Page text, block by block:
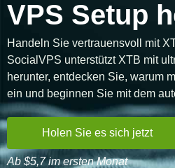
VPS Setup
Handeln Sie vertrauensvoll mit
SocialVPS unterstützt XTB mit
herunter, entdecken Sie, warum
ein und beginnen Sie mit dem
Holen Sie es sich jetzt
Ab $5,7 im ersten Monat